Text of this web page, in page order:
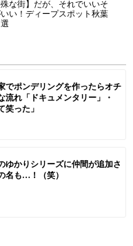
殊な街】だが、それでいいそ
い！ディープスポット秋葉
でポンデリングを作ったらオチ
流れ「ドキュメンタリー」・
笑った」
ゆかりシリーズに仲間が追加さ
名も…！（笑）